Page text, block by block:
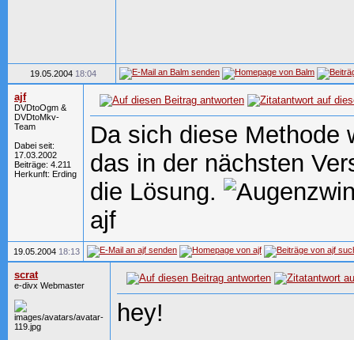
19.05.2004 18:04
ajf
DVDtoOgm &
DVDtoMkv-
Team
Dabei seit:
17.03.2002
Beiträge: 4.211
Herkunft: Erding
Da sich diese Methode
das in der nächsten
die Lösung.
ajf
19.05.2004 18:13
scrat
e-divx Webmaster
hey!